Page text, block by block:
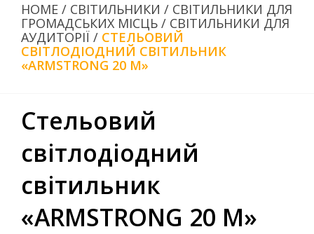
HOME / СВІТИЛЬНИКИ / СВІТИЛЬНИКИ ДЛЯ
ГРОМАДСЬКИХ МІСЦЬ / СВІТИЛЬНИКИ ДЛЯ
АУДИТОРІЇ / СТЕЛЬОВИЙ
СВІТЛОДІОДНИЙ СВІТИЛЬНИК
«ARMSTRONG 20 M»
Стельовий
світлодіодний
світильник
«ARMSTRONG 20 M»